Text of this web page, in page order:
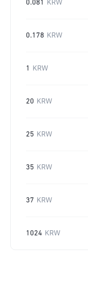
0.081 KRW
0.178 KRW
1 KRW
20 KRW
25 KRW
35 KRW
37 KRW
1024 KRW